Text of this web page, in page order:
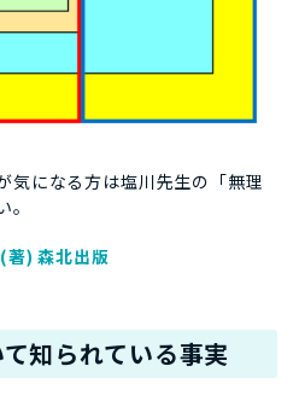
気になる方は塩川先生の「無理
著) 森北出版
知られている事実